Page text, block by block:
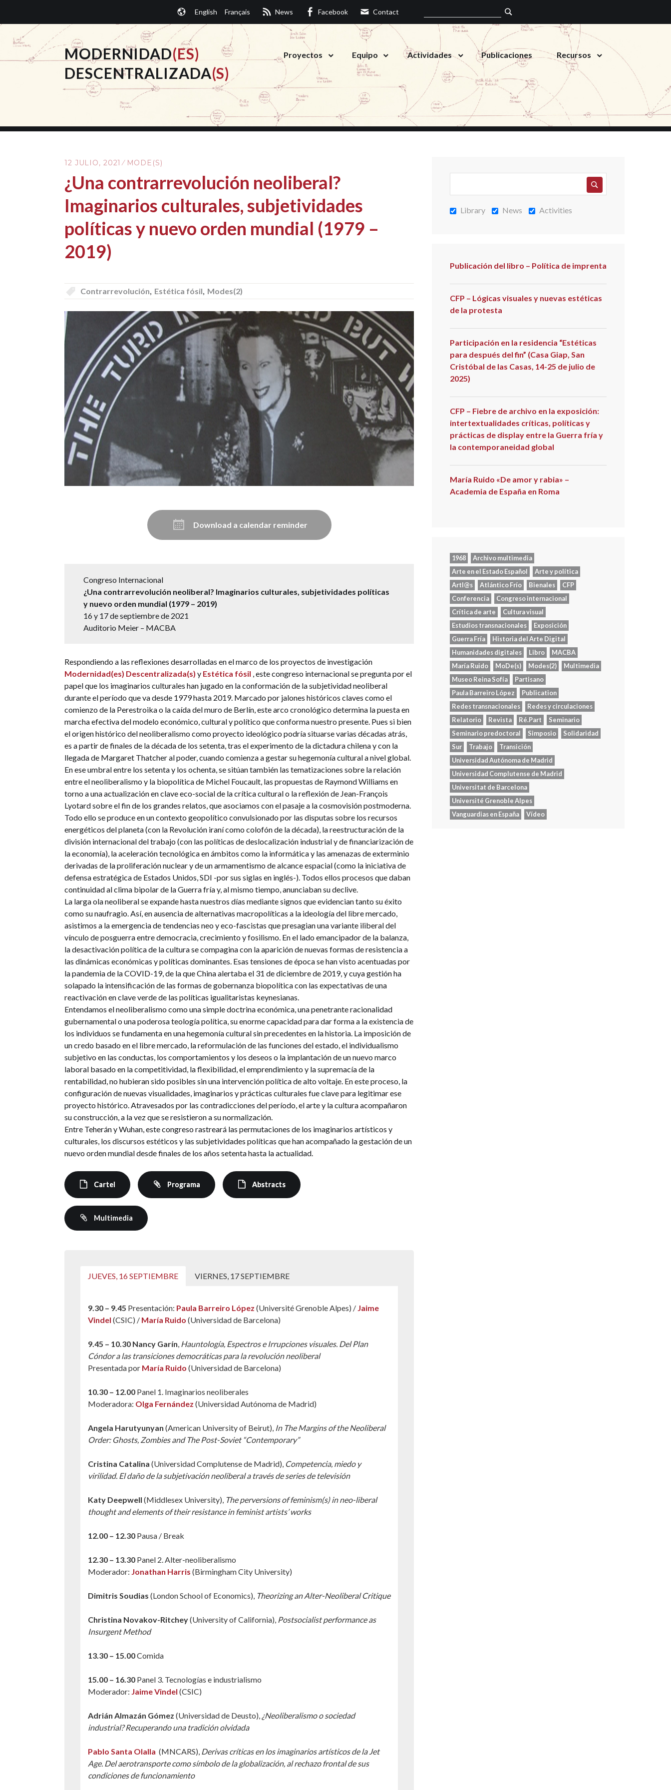
contenido.
English Français News Facebook Contact
MODERNIDAD(ES)
DESCENTRALIZADA(S)
Proyectos Equipo Actividades Publicaciones Recursos
12 JULIO, 2021 MODE(S)
¿Una contrarrevolución neoliberal?
Imaginarios culturales, subjetividades
políticas y nuevo orden mundial (1979 –
2019)
Contrarrevolución Estética fósil Modes(2)
Download a calendar reminder
Congreso Internacional
¿Una contrarrevolución neoliberal? Imaginarios culturales, subjetividades políticas
y nuevo orden mundial (1979 – 2019)
16 y 17 de septiembre de 2021
Auditorio Meier – MACBA
Respondiendo a las reflexiones desarrolladas en el marco de los proyectos de investigación
Modernidad(es) Descentralizada(s) y Estética fósil , este congreso internacional se pregunta por el
papel que los imaginarios culturales han jugado en la conformación de la subjetividad neoliberal
durante el período que va desde 1979 hasta 2019. Marcado por jalones históricos claves como el
comienzo de la Perestroika o la caída del muro de Berlín, este arco cronológico determina la puesta en
marcha efectiva del modelo económico, cultural y político que conforma nuestro presente. Pues si bien
el origen histórico del neoliberalismo como proyecto ideológico podría situarse varias décadas atrás,
es a partir de finales de la década de los setenta, tras el experimento de la dictadura chilena y con la
llegada de Margaret Thatcher al poder, cuando comienza a gestar su hegemonía cultural a nivel global.
En ese umbral entre los setenta y los ochenta, se sitúan también las tematizaciones sobre la relación
entre el neoliberalismo y la biopolítica de Michel Foucault, las propuestas de Raymond Williams en
torno a una actualización en clave eco-social de la crítica cultural o la reflexión de Jean-François
Lyotard sobre el fin de los grandes relatos, que asociamos con el pasaje a la cosmovisión postmoderna.
Todo ello se produce en un contexto geopolítico convulsionado por las disputas sobre los recursos
energéticos del planeta (con la Revolución iraní como colofón de la década), la reestructuración de la
división internacional del trabajo (con las políticas de deslocalización industrial y de financiarización de
la economía), la aceleración tecnológica en ámbitos como la informática y las amenazas de exterminio
derivadas de la proliferación nuclear y de un armamentismo de alcance espacial (como la iniciativa de
defensa estratégica de Estados Unidos, SDI -por sus siglas en inglés-). Todos ellos procesos que daban
continuidad al clima bipolar de la Guerra fría y, al mismo tiempo, anunciaban su declive.
La larga ola neoliberal se expande hasta nuestros días mediante signos que evidencian tanto su éxito
como su naufragio. Así, en ausencia de alternativas macropolíticas a la ideología del libre mercado,
asistimos a la emergencia de tendencias neo y eco-fascistas que presagian una variante iliberal del
vínculo de posguerra entre democracia, crecimiento y fosilismo. En el lado emancipador de la balanza,
la desactivación política de la cultura se compagina con la aparición de nuevas formas de resistencia a
las dinámicas económicas y políticas dominantes. Esas tensiones de época se han visto acentuadas por
la pandemia de la COVID-19, de la que China alertaba el 31 de diciembre de 2019, y cuya gestión ha
solapado la intensificación de las formas de gobernanza biopolítica con las expectativas de una
reactivación en clave verde de las políticas igualitaristas keynesianas.
Entendamos el neoliberalismo como una simple doctrina económica, una penetrante racionalidad
gubernamental o una poderosa teología política, su enorme capacidad para dar forma a la existencia de
los individuos se fundamenta en una hegemonía cultural sin precedentes en la historia. La imposición de
un credo basado en el libre mercado, la reformulación de las funciones del estado, el individualismo
subjetivo en las conductas, los comportamientos y los deseos o la implantación de un nuevo marco
laboral basado en la competitividad, la flexibilidad, el emprendimiento y la supremacía de la
rentabilidad, no hubieran sido posibles sin una intervención política de alto voltaje. En este proceso, la
configuración de nuevas visualidades, imaginarios y prácticas culturales fue clave para legitimar ese
proyecto histórico. Atravesados por las contradicciones del período, el arte y la cultura acompañaron
su construcción, a la vez que se resistieron a su normalización.
Entre Teherán y Wuhan, este congreso rastreará las permutaciones de los imaginarios artísticos y
culturales, los discursos estéticos y las subjetividades políticas que han acompañado la gestación de un
nuevo orden mundial desde finales de los años setenta hasta la actualidad.
Cartel Programa Abstracts
Multimedia
JUEVES, 16 SEPTIEMBRE VIERNES, 17 SEPTIEMBRE
9.30 – 9.45 Presentación: Paula Barreiro López (Université Grenoble Alpes) / Jaime
Vindel (CSIC) / María Ruido (Universidad de Barcelona)
9.45 – 10.30 Nancy Garín Hauntología, Espectros e Irrupciones visuales. Del Plan
Cóndor a las transiciones democráticas para la revolución neoliberal
Presentada por María Ruido (Universidad de Barcelona)
10.30 – 12.00 Panel 1. Imaginarios neoliberales
Moderadora: Olga Fernández (Universidad Autónoma de Madrid)
Angela Harutyunyan (American University of Beirut), In The Margins of the Neoliberal
Order: Ghosts, Zombies and The Post-Soviet “Contemporary”
Cristina Catalina (Universidad Complutense de Madrid), Competencia, miedo y
virilidad. El daño de la subjetivación neoliberal a través de series de televisión
Katy Deepwell (Middlesex University), The perversions of feminism(s) in neo-liberal
thought and elements of their resistance in feminist artists’ works
12.00 – 12.30 Pausa / Break
12.30 – 13.30 Panel 2. Alter-neoliberalismo
Moderador: Jonathan Harris (Birmingham City University)
Dimitris Soudias (London School of Economics), Theorizing an Alter-Neoliberal Critique
Christina Novakov-Ritchey(University of California), Postsocialist performance as
Insurgent Method
13.30 – 15.00Comida
15.00 – 16.30 Panel 3. Tecnologías e industrialismo
Moderador: Jaime Vindel (CSIC)
Adrián Almazán Gómez (Universidad de Deusto), ¿Neoliberalismo o sociedad
industrial? Recuperando una tradición olvidada
Pablo Santa Olalla (MNCARS), Derivas críticas en los imaginarios artísticos de la Jet
Age. Del aerotransporte como símbolo de la globalización, al rechazo frontal de sus
condiciones de funcionamiento
Library News Activities
Publicación del libro – Política de imprenta
CFP – Lógicas visuales y nuevas estéticas
de la protesta
Participación en la residencia “Estéticas
para después del fin” (Casa Giap, San
Cristóbal de las Casas, 14-25 de julio de
2025)
CFP – Fiebre de archivo en la exposición:
intertextualidades críticas, políticas y
prácticas de display entre la Guerra fría y
la contemporaneidad global
María Ruido «De amor y rabia» –
Academia de España en Roma
1968
Archivo multimedia
Arte en el Estado Español
Arte y política
Artl@s
Atlántico Frío Bienales
CFP
Conferencia
Congreso internacional
Crítica de arte
Cultura visual
Estudios transnacionales
Exposición
Guerra Fría
Historia del Arte Digital
Humanidades digitales
Libro
MACBA
María Ruido
MoDe(s) Modes(2)
Multimedia
Museo Reina Sofía
Partisano
Paula Barreiro López
Publication
Redes transnacionales
Redes y circulaciones
Relatorio
Revista Ré.Part
Seminario
Seminario predoctoral
Simposio
Solidaridad
Sur
Trabajo
Transición
Universidad Autónoma de Madrid
Universidad Complutense de Madrid
Universitat de Barcelona
Université Grenoble Alpes
Vanguardias en España
Vídeo